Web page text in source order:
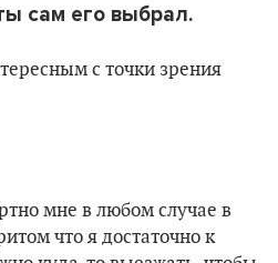
сам его выбрал.
с точки зрения
мне в любом случае в
что я достаточно к